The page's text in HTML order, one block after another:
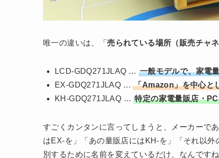
唯一の違いは、「売られている場所（販売チャ
LCD-GDQ271JLAQ … 一般モデルで、家電
EX-GDQ271JLAQ …「Amazon」を中心と
KH-GDQ271JLAQ …特定の家電量販店・
すごくカンタンに言ってしまうと、メーカーで
はEX-を」「あの量販店にはKH-を」「それ以
別するために名前を変えているだけ、なんです